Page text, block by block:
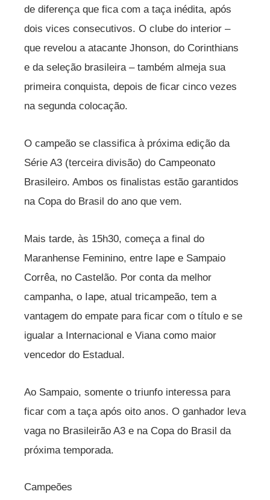
de diferença que fica com a taça inédita, após
dois vices consecutivos. O clube do interior –
que revelou a atacante Jhonson, do Corinthians
e da seleção brasileira – também almeja sua
primeira conquista, depois de ficar cinco vezes
na segunda colocação.
O campeão se classifica à próxima edição da
Série A3 (terceira divisão) do Campeonato
Brasileiro. Ambos os finalistas estão garantidos
na Copa do Brasil do ano que vem.
Mais tarde, às 15h30, começa a final do
Maranhense Feminino, entre Iape e Sampaio
Corrêa, no Castelão. Por conta da melhor
campanha, o Iape, atual tricampeão, tem a
vantagem do empate para ficar com o título e se
igualar a Internacional e Viana como maior
vencedor do Estadual.
Ao Sampaio, somente o triunfo interessa para
ficar com a taça após oito anos. O ganhador leva
vaga no Brasileirão A3 e na Copa do Brasil da
próxima temporada.
Campeões